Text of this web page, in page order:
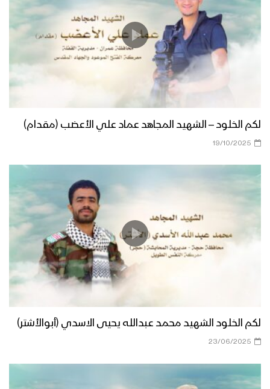
لكم الخلود – الشهيد المجاهد عماد علي الأعضب (مقدام)
19/10/2025
لكم الخلود الشهيد محمد عبدالله يحيى الاسدي (أبوالأشتر)
23/06/2025